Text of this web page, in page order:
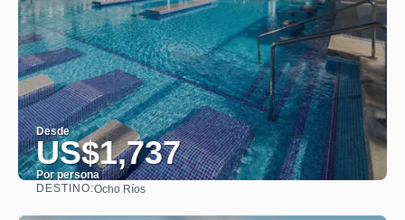
Desde
US$1,737
Por persona
DESTINO:Ocho Ríos